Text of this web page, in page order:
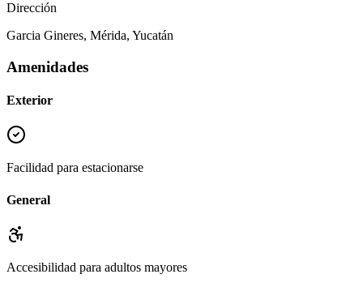
Dirección
Garcia Gineres, Mérida, Yucatán
Amenidades
Exterior
Facilidad para estacionarse
General
Accesibilidad para adultos mayores